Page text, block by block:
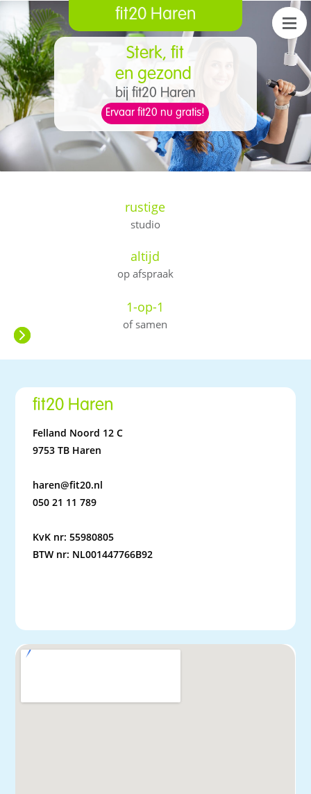
fit20 Haren
Sterk, fit
​en gezond
bij fit20 Haren
Ervaar fit20 nu gratis!
rustige
studio
altijd
op afspraak
1-op-1
of samen
fit20 Haren
Felland Noord 12 C
9753 TB Haren
haren@fit20.nl
050 21 11 789
KvK nr: 55980805
BTW nr: NL001447766B92